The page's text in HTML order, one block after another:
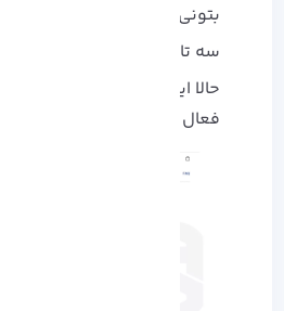
بتونی اطلاعات کارتت رو اضافه
سه تا سوال امنیتی انتخاب کن
حالا ایمیلی که اپل برات
فعال بشه.